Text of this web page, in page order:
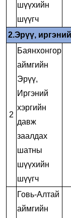
шүүхийн
шүүгч
2.Эрүү,
2
Баянхонгор
аймгийн
Эрүү,
Иргэний
хэргийн
давж
заалдах
шатны
шүүхийн
шүүгч
Говь-Алтай
аймгийн